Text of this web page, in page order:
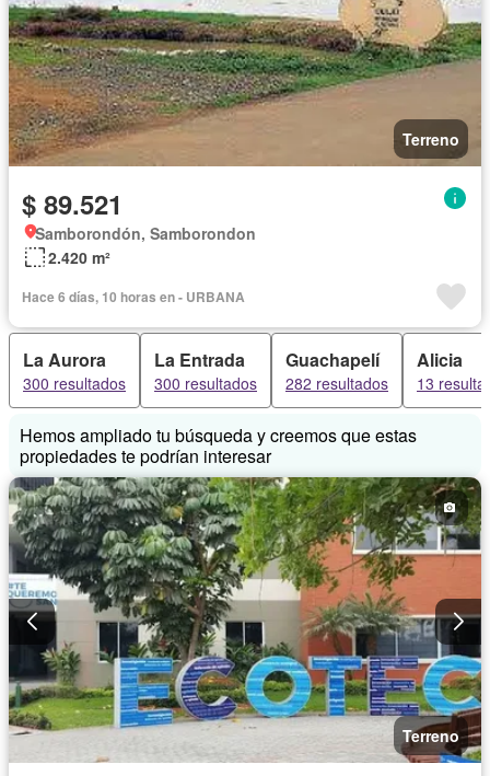
Terreno
$ 89.521
Samborondón, Samborondon
2.420 m²
Hace 6 días, 10 horas en - URBANA
La Aurora
300 resultados
La Entrada
300 resultados
Guachapelí
282 resultados
Alicia
13
Hemos ampliado tu búsqueda y creemos que estas
propiedades te podrían interesar
Terreno